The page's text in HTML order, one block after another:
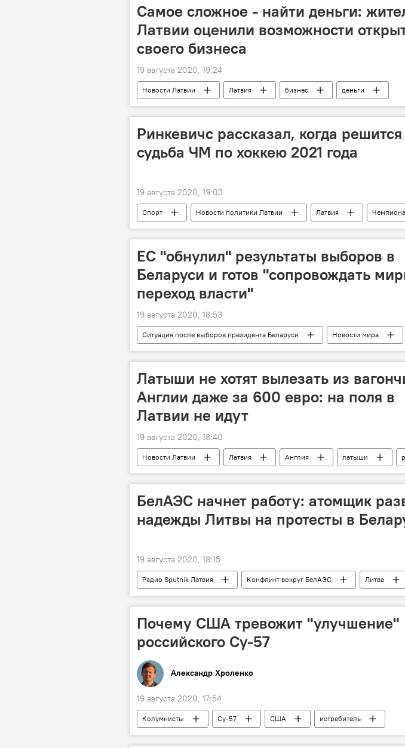
Самое сложное - найти деньги:
Латвии оценили возможности
своего бизнеса
19 августа 2020, 19:24
Новости Латвии Латвия бизнес деньги
Ринкевичс рассказал, когда решится
судьба ЧМ по хоккею 2021 года
19 августа 2020, 19:03
Спорт Новости политики Латвии Латвия
Эдгарс Ринкевичс
IIHF
ЕС "обнулил" результаты выборов в
Беларуси и готов "сопровождать
переход власти"
19 августа 2020, 18:53
Ситуация после выборов президента Беларуси Новости мира
Евросоюз
выборы президента
Латыши не хотят вылезать из
Англии даже за 600 евро: на поля в
Латвии не идут
19 августа 2020, 18:40
Новости Латвии Латвия Англия латыши
БелАЭС начнет работу: атомщик
надежды Литвы на протесты в
19 августа 2020, 18:15
Радио Sputnik Латвия Конфликт вокруг БелАЭС Литва
Алексей Анпилогов
БелАЭС выборы президента
Почему США тревожит "улучшение"
российского Су-57
Александр Хроленко
19 августа 2020, 17:54
Колумнисты Су-57 США истребитель